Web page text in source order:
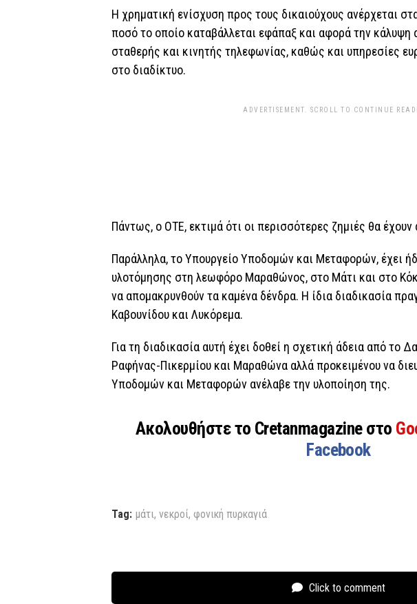
Η χρηματική ενίσχυση προς τους δικαιούχους ανέρχεται
ποσό το οποίο καταβάλλεται εφάπαξ και αφορά την κάλυψη
σταθερής και κινητής τηλεφωνίας, καθώς και υπηρεσίες
στο διαδίκτυο.
ADVERTISEMENT. SCROLL TO CONTINUE
Πάντως, ο ΟΤΕ, εκτιμά ότι οι περισσότερες ζημιές θα
Παράλληλα, το Υπουργείο Υποδομών και Μεταφορών, έχει
υλοτόμησης στη λεωφόρο Μαραθώνος, στο Μάτι και στο
να απομακρυνθούν τα καμένα δένδρα. Η ίδια διαδικασία
Καβουνίδου και Λυκόρεμα.
Για τη διαδικασία αυτή έχει δοθεί η σχετική άδεια από το
Ραφήνας-Πικερμίου και Μαραθώνα αλλά προκειμένου να
Υποδομών και Μεταφορών ανέλαβε την υλοποίηση της.
Ακολουθήστε το Cretanmagazine στο
Facebook
Tag: μάτι, νεκροί, φονική πυρκαγιά
Click to comment